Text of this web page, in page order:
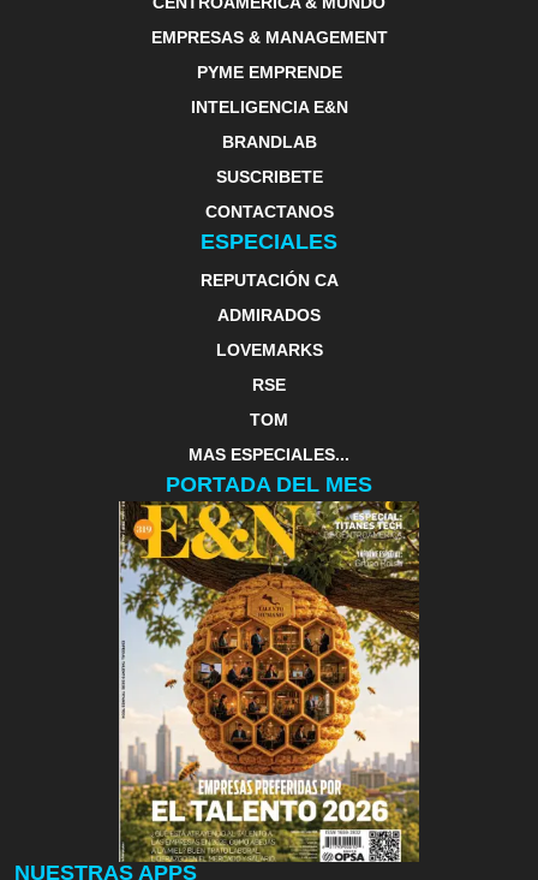
EMPRESAS & MANAGEMENT
PYME EMPRENDE
INTELIGENCIA E&N
BRANDLAB
SUSCRIBETE
CONTACTANOS
ESPECIALES
REPUTACIÓN CA
ADMIRADOS
LOVEMARKS
RSE
TOM
MAS ESPECIALES...
PORTADA DEL MES
NUESTRAS APPS